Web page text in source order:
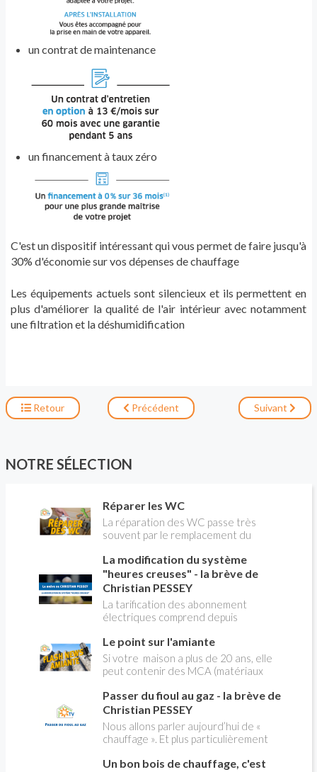
un contrat de maintenance
un financement à taux zéro
C'est un dispositif intéressant qui vous permet de faire jusqu'à
30% d'économie sur vos dépenses de chauffage
Les équipements actuels sont silencieux et ils permettent en
plus d'améliorer la qualité de l'air intérieur avec notamment
une filtration et la déshumidification
Retour Précédent Suivant
NOTRE SÉLECTION
Réparer les WC
La réparation des WC passe très
souvent par le remplacement du
expliquer
La modification du système
"heures creuses" - la brève de
Christian PESSEY
La tarification des abonnement
électriques comprend depuis
pleines, heures creuses. Aujourd'hui
Christian PESSEY vous explique tout
ce qu'il faut savoir sur la nouvelle
modification du système "heures
creuses" qui concerne près de 15
millions de Français !
Le point sur l'amiante
Si votre maison a plus de 20 ans, elle
peut contenir des MCA (matériaux
panique, on fait le point dans notre
flash news n°3 spéciale Amiante et
ses dangers avec Christian Pessey
Passer du fioul au gaz - la brève de
Christian PESSEY
Nous allons parler aujourd’hui de «
chauffage ». Et plus particulièrement
aborder l’abandon du fioul au profit du
Un bon bois de chauffage, c'est